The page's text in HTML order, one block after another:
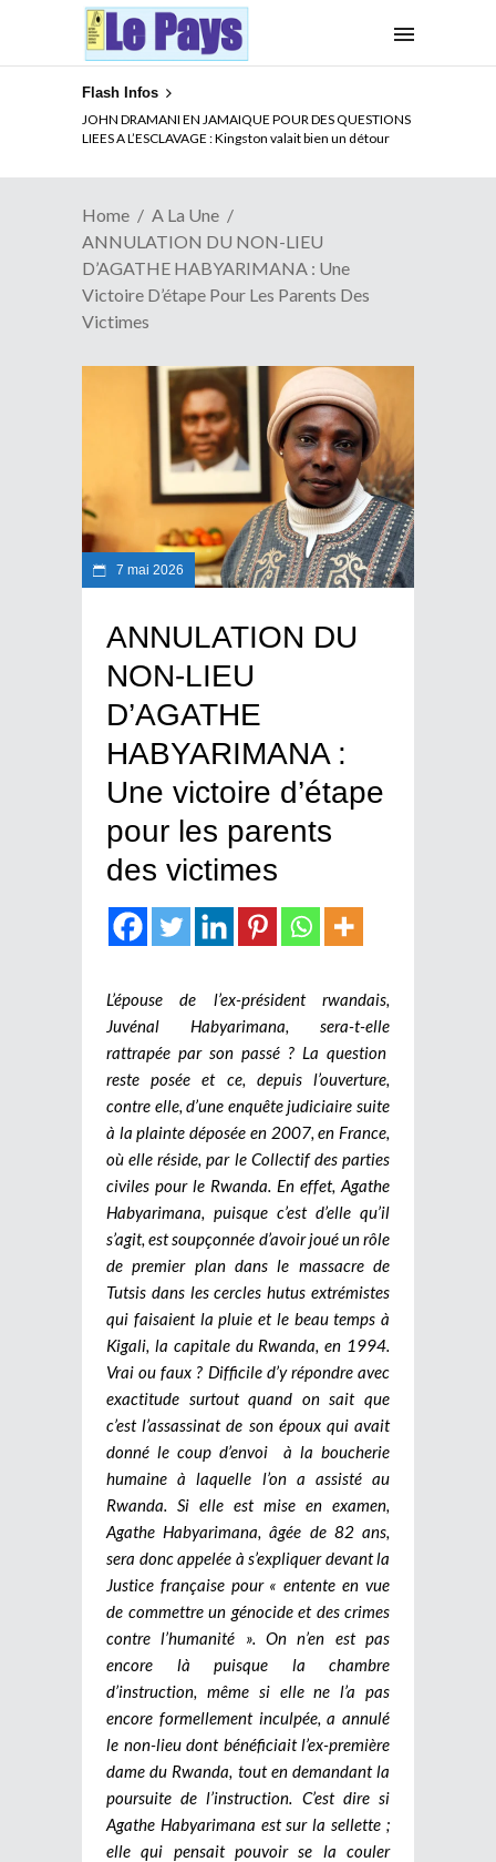
Flash Infos
JOHN DRAMANI EN JAMAIQUE POUR DES QUESTIONS
LIEES A L’ESCLAVAGE : Kingston valait bien un détour
ELECTION DE TALON A LA TETE DU SENAT BENINOIS :
Quand Patrice quitte le pouvoir sans partir !
Home
A La Une
ANNULATION DU NON-LIEU
D’AGATHE HABYARIMANA : Une
Victoire D’étape Pour Les Parents Des
Victimes
7 mai 2026
ANNULATION DU
NON-LIEU
D’AGATHE
HABYARIMANA :
Une victoire d’étape
pour les parents
des victimes
L’épouse de l’ex-président rwandais,
Juvénal Habyarimana, sera-t-elle
rattrapée par son passé ? La question
reste posée et ce, depuis l’ouverture,
contre elle, d’une enquête judiciaire suite
à la plainte déposée en 2007, en France,
où elle réside, par le Collectif des parties
civiles pour le Rwanda. En effet, Agathe
Habyarimana, puisque c’est d’elle qu’il
s’agit, est soupçonnée d’avoir joué un rôle
de premier plan dans le massacre de
Tutsis dans les cercles hutus extrémistes
qui faisaient la pluie et le beau temps à
Kigali, la capitale du Rwanda, en 1994.
Vrai ou faux ? Difficile d’y répondre avec
exactitude surtout quand on sait que
c’est l’assassinat de son époux qui avait
donné le coup d’envoi à la boucherie
humaine à laquelle l’on a assisté au
Rwanda. Si elle est mise en examen,
Agathe Habyarimana, âgée de 82 ans,
sera donc appelée à s’expliquer devant la
Justice française pour « entente en vue
de commettre un génocide et des crimes
contre l’humanité ». On n’en est pas
encore là puisque la chambre
d’instruction, même si elle ne l’a pas
encore formellement inculpée, a annulé
le non-lieu dont bénéficiait l’ex-première
dame du Rwanda, tout en demandant la
poursuite de l’instruction. C’est dire si
Agathe Habyarimana est sur la sellette ;
elle qui pensait pouvoir se la couler